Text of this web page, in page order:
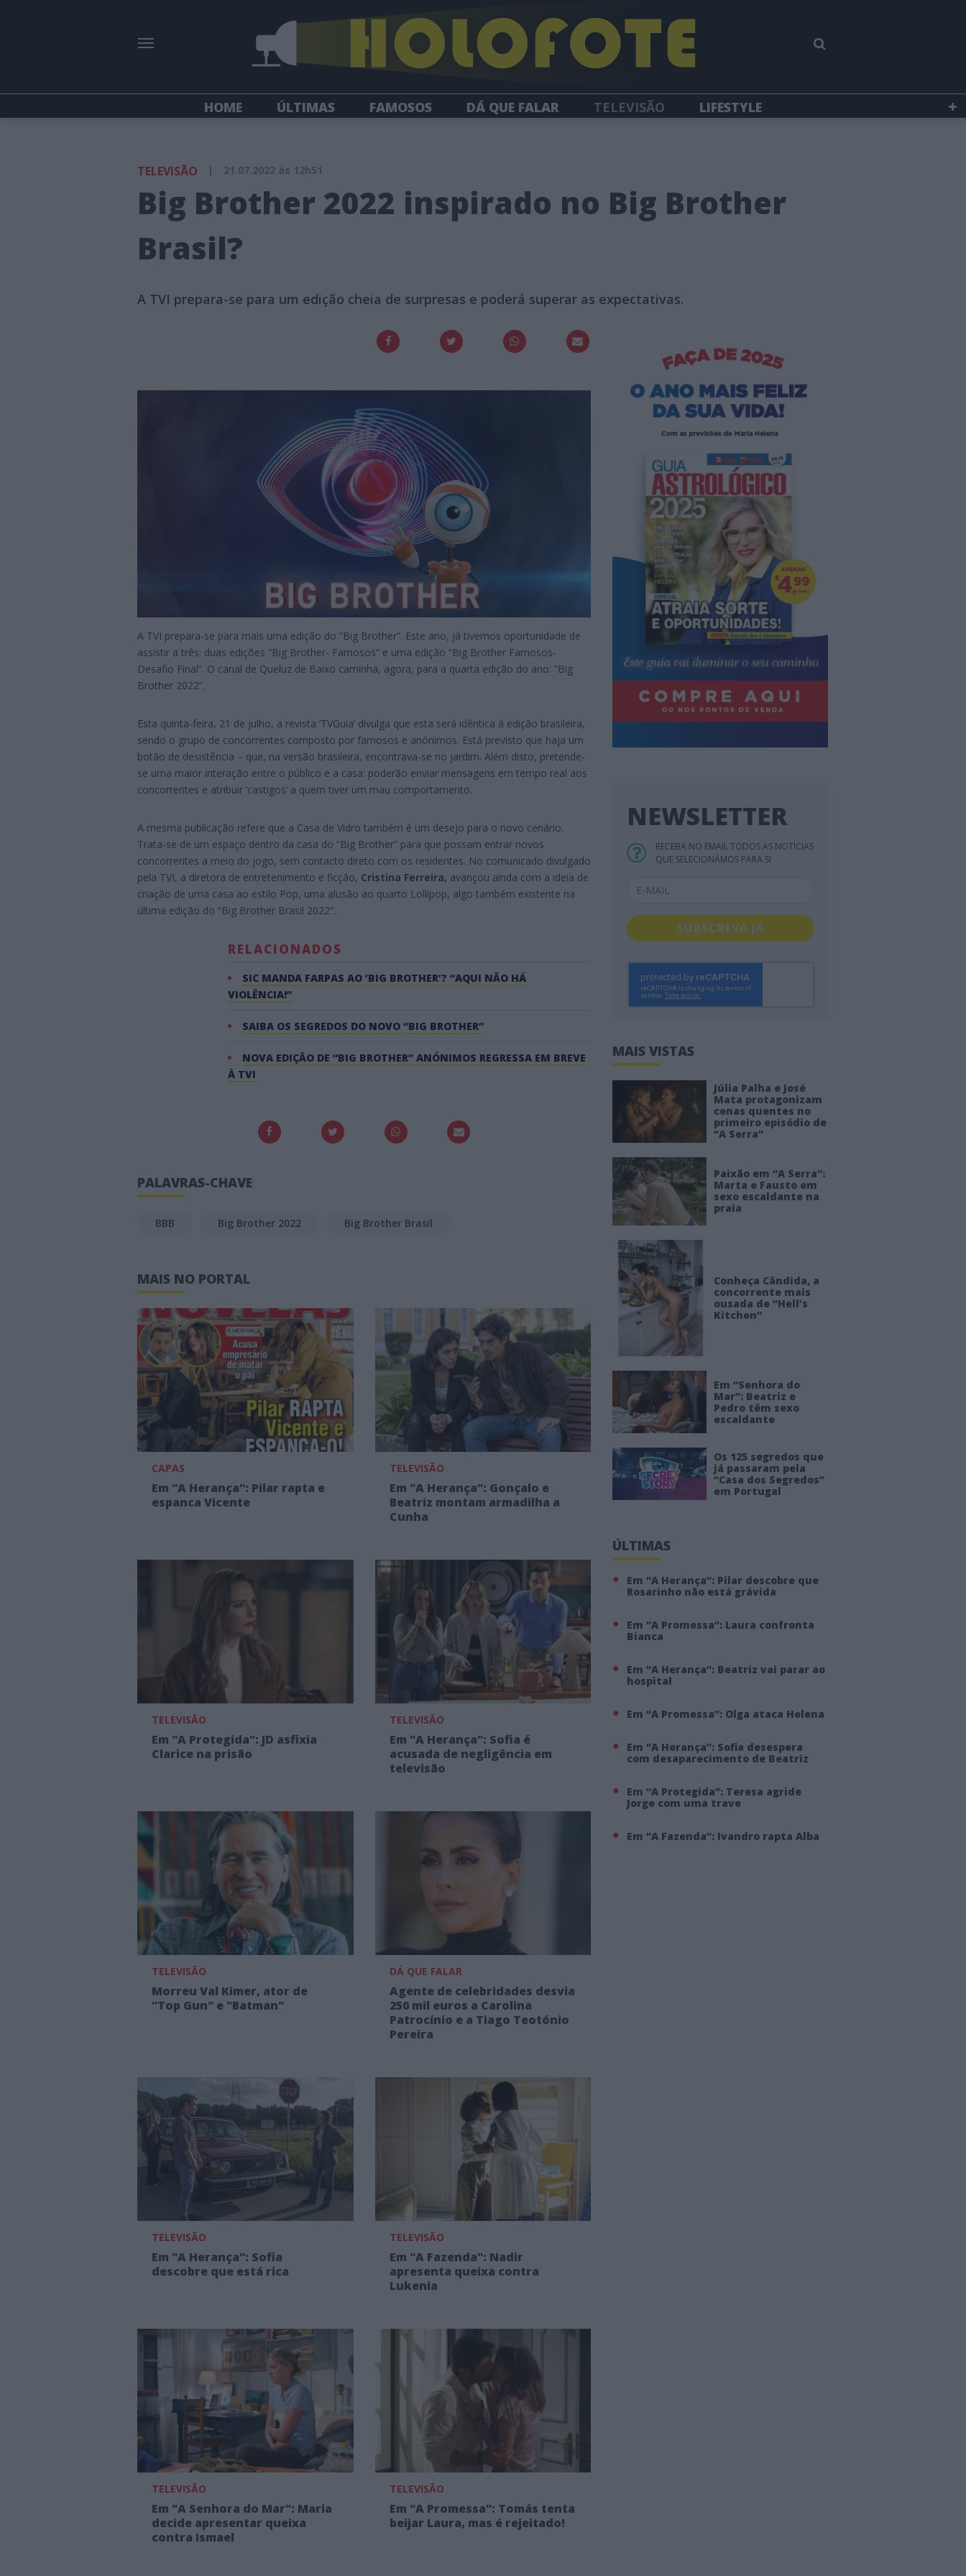
HOME ÚLTIMAS FAMOSOS DÁ QUE FALAR TELEVISÃO
LIFESTYLE
TELEVISÃO | 21.07.2022 às 12h51
Big Brother 2022 inspirado no Big Brother
Brasil?
A TVI prepara-se para um edição cheia de surpresas e poderá superar as expectativas.
A TVI prepara-se para mais uma edição do “Big Brother”. Este ano, já tivemos oportunidade de
assistir a três: duas edições “Big Brother- Famosos” e uma edição “Big Brother Famosos-
Desafio Final”. O canal de Queluz de Baixo caminha, agora, para a quarta edição do ano: “Big
Brother 2022”.
Esta quinta-feira, 21 de julho, a revista ‘TVGuia’ divulga que esta será idêntica à edição brasileira,
sendo o grupo de concorrentes composto por famosos e anónimos. Está previsto que haja um
botão de desistência – que, na versão brasileira, encontrava-se no jardim. Além disto, pretende-
se uma maior interação entre o público e a casa: poderão enviar mensagens em tempo real aos
concorrentes e atribuir ‘castigos’ a quem tiver um mau comportamento.
A mesma publicação refere que a Casa de Vidro também é um desejo para o novo cenário.
Trata-se de um espaço dentro da casa do “Big Brother” para que possam entrar novos
concorrentes a meio do jogo, sem contacto direto com os residentes. No comunicado divulgado
pela TVI, a diretora de entretenimento e ficção, Cristina Ferreira, avançou ainda com a ideia de
criação de uma casa ao estilo Pop, uma alusão ao quarto Lollipop, algo também existente na
última edição do “Big Brother Brasil 2022”.
RELACIONADOS
SIC MANDA FARPAS AO ‘BIG BROTHER’? “AQUI NÃO HÁ
VIOLÊNCIA!”
SAIBA OS SEGREDOS DO NOVO “BIG BROTHER”
NOVA EDIÇÃO DE “BIG BROTHER” ANÓNIMOS REGRESSA EM BREVE
À TVI
PALAVRAS-CHAVE
BBB Big Brother 2022 Big Brother Brasil
MAIS NO PORTAL
CAPAS
Em "A Herança": Pilar rapta e
espanca Vicente
TELEVISÃO
Em "A Herança": Gonçalo e
Beatriz montam armadilha a
Cunha
TELEVISÃO
Em "A Protegida": JD asfixia
Clarice na prisão
TELEVISÃO
Em "A Herança": Sofia é
acusada de negligência em
televisão
TELEVISÃO
Morreu Val Kimer, ator de
"Top Gun" e "Batman"
DÁ QUE FALAR
Agente de celebridades desvia
250 mil euros a Carolina
Patrocínio e a Tiago Teotónio
Pereira
TELEVISÃO
Em "A Herança": Sofia
descobre que está rica
TELEVISÃO
Em "A Fazenda": Nadir
apresenta queixa contra
Lukenia
TELEVISÃO
Em "A Senhora do Mar": Maria
decide apresentar queixa
contra Ismael
TELEVISÃO
Em "A Promessa": Tomás tenta
beijar Laura, mas é rejeitado!
NEWSLETTER
RECEBA NO EMAIL TODOS AS NOTÍCIAS
QUE SELECIONÁMOS PARA SI
SUBSCREVA JÁ
MAIS VISTAS
Júlia Palha e José
Mata protagonizam
cenas quentes no
primeiro episódio de
“A Serra”
Paixão em “A Serra”:
Marta e Fausto em
sexo escaldante na
praia
Conheça Cândida, a
concorrente mais
ousada de “Hell’s
Kitchen”
Em “Senhora do
Mar”: Beatriz e
Pedro têm sexo
escaldante
Os 125 segredos que
já passaram pela
“Casa dos Segredos”
em Portugal
ÚLTIMAS
Em “A Herança”: Pilar descobre que
Rosarinho não está grávida
Em “A Promessa”: Laura confronta
Bianca
Em “A Herança”: Beatriz vai parar ao
hospital
Em “A Promessa”: Olga ataca Helena
Em “A Herança”: Sofia desespera
com desaparecimento de Beatriz
Em “A Protegida”: Teresa agride
Jorge com uma trave
Em “A Fazenda”: Ivandro rapta Alba